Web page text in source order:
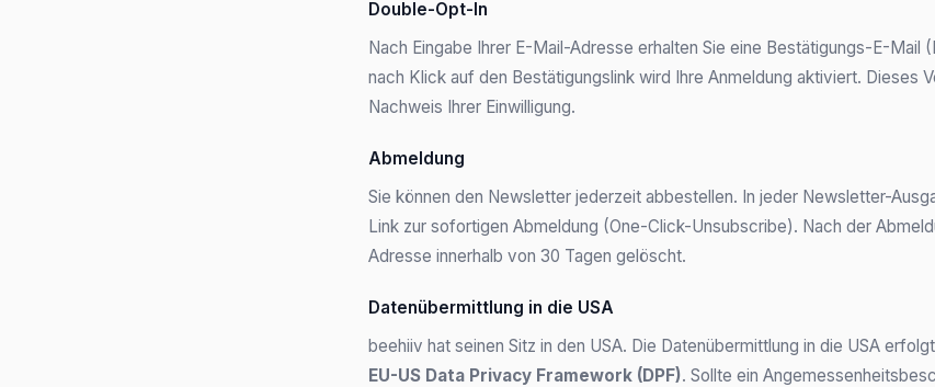
Double-Opt-In
Nach Eingabe Ihrer E-Mail-Adresse erhalten Sie eine Bestätigungs-E-Mail
nach Klick auf den Bestätigungslink wird Ihre Anmeldung aktiviert. Dieses
Nachweis Ihrer Einwilligung.
Abmeldung
Sie können den Newsletter jederzeit abbestellen. In jeder Newsletter-
Link zur sofortigen Abmeldung (One-Click-Unsubscribe). Nach der
Adresse innerhalb von 30 Tagen gelöscht.
Datenübermittlung in die USA
beehiiv hat seinen Sitz in den USA. Die Datenübermittlung in die USA
EU-US Data Privacy Framework (DPF). Sollte ein